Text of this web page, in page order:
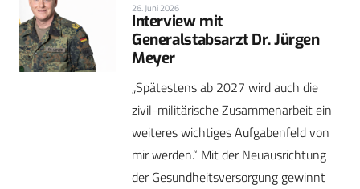
26. Juni 2026
Interview mit
Generalstabsarzt Dr. Jürgen
Meyer
„Spätestens ab 2027 wird auch die
zivil-militärische Zusammenarbeit ein
weiteres wichtiges Aufgabenfeld von
mir werden.“ Mit der Neuausrichtung
der Gesundheitsversorgung gewinnt